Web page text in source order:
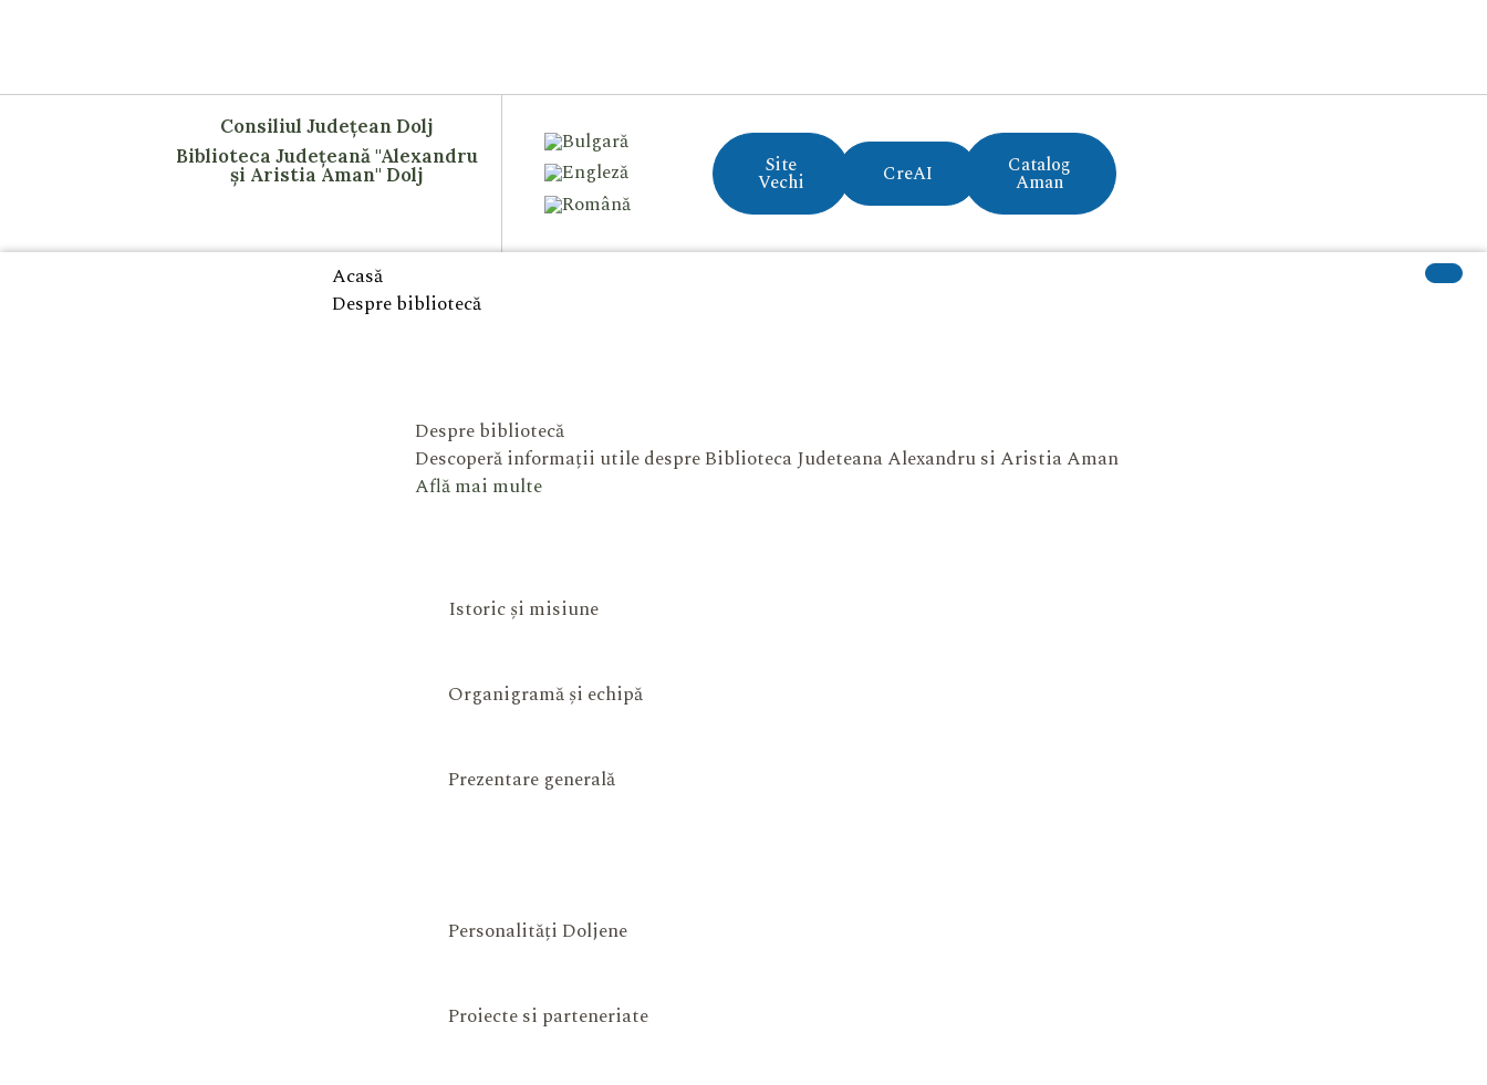
Consiliul Județean Dolj
Biblioteca Județeană "Alexandru
și Aristia Aman" Dolj Site
Vechi CreAI Catalog
Aman
Acasă
Despre bibliotecă
Despre bibliotecă
Descoperă informații utile despre Biblioteca Judeteana Alexandru si Aristia Aman
Află mai multe
Istoric și misiune
Organigramă și echipă
Prezentare generală
Personalități Doljene
Proiecte si parteneriate